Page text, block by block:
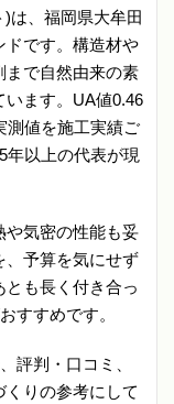
は、福岡県大牟田
ドです。構造材や
まで自然由来の素
ます。UA値0.46
測値を施工実績ご
年以上の代表が現
や気密の性能も妥
、予算を気にせず
も長く付き合っ
すすめです。
評判・口コミ、
りの参考にして